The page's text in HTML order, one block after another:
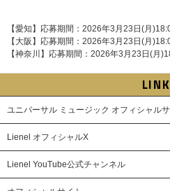
【愛知】応募期間：2026年3月23日(月
【大阪】応募期間：2026年3月23日(月
【神奈川】応募期間：2026年3月23日(月
LINK
ユニバーサル ミュージック オフィシャルサ
Lienel オフィシャルX
Lienel YouTube公式チャンネル